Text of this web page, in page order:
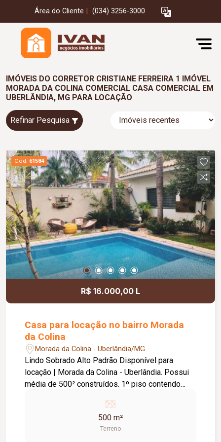
Área do Cliente (034) 3256-3000
IMÓVEIS DO CORRETOR CRISTIANE FERREIRA 1 IMÓVEL
MORADA DA COLINA COMERCIAL CASA COMERCIAL EM
UBERLÂNDIA, MG PARA LOCAÇÃO
Refinar Pesquisa
Cód. 61584
R$ 16.000,00 L
Casa para locação no bairro Morada
da Colina
Morada da Colina - Uberlândia/MG
Lindo Sobrado Alto Padrão Disponível para
locação | Morada da Colina - Uberlândia. Possui
média de 500² construídos. 1º piso contendo
lavabo, cozinha moderna equipada com armários,
ilha e cooktop, mesa para refeição rápida, área de
serviço com armários e estendal separado,
500 m²
Terreno